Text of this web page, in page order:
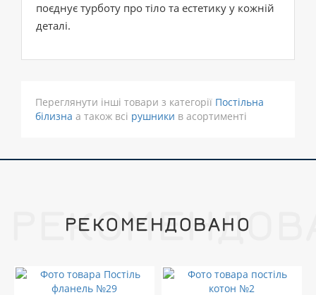
поєднує турботу про тіло та естетику у кожній
деталі.
Переглянути інші товари з категорії Постільна
білизна а також всі рушники в асортименті
РЕКОМЕНДОВАНО